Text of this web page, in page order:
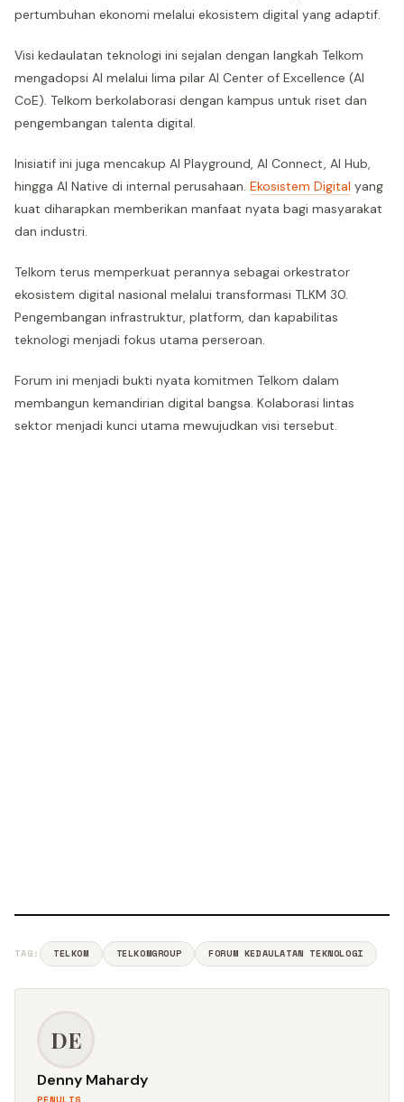
pertumbuhan ekonomi melalui ekosistem digital yang adaptif.
Visi kedaulatan teknologi ini sejalan dengan langkah Telkom
mengadopsi AI melalui lima pilar AI Center of Excellence (AI
CoE). Telkom berkolaborasi dengan kampus untuk riset dan
pengembangan talenta digital.
Inisiatif ini juga mencakup AI Playground, AI Connect, AI Hub,
hingga AI Native di internal perusahaan. Ekosistem Digital yang
kuat diharapkan memberikan manfaat nyata bagi masyarakat
dan industri.
Telkom terus memperkuat perannya sebagai orkestrator
ekosistem digital nasional melalui transformasi TLKM 30.
Pengembangan infrastruktur, platform, dan kapabilitas
teknologi menjadi fokus utama perseroan.
Forum ini menjadi bukti nyata komitmen Telkom dalam
membangun kemandirian digital bangsa. Kolaborasi lintas
sektor menjadi kunci utama mewujudkan visi tersebut.
TAG: TELKOM TELKOMGROUP FORUM KEDAULATAN TEKNOLOGI
DE
Denny Mahardy